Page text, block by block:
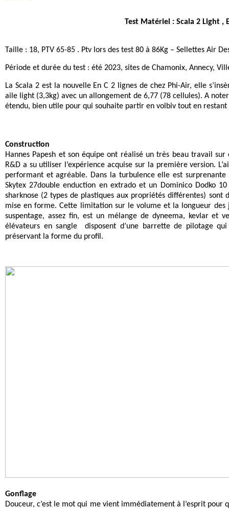
Test Matériel : Scala 2 Light ,
Taille : 18, PTV 65-85 . Ptv lors des test 80 à 86Kg – Sellettes Air
Période et durée du test : été 2023, sites de Chamonix, Annecy,
La Scala 2 est la nouvelle En C 2 lignes de chez Phi-Air, elle
aile light (3,3kg) avec un allongement de 6,77 (78 cellules). A
étendu, bien utile pour qui souhaite partir en volbiv tout en
Construction
Hannes Papesh et son équipe ont réalisé un très beau travail
R&D a su utiliser l’expérience acquise sur la première version.
performant et agréable. Dans la turbulence elle est
Skytex 27double enduction en extrado et un Dominico Dodko
sharknose (2 types de plastiques aux propriétés différentes)
mise en forme. Cette limitation sur le volume et la longueur
suspentage, assez fin, est un mélange de dyneema, kevlar et
élévateurs en sangle disposent d’une barrette de pilotage
préservant la forme du profil.
Gonflage
Douceur, c’est le mot qui me vient immédiatement à l’esprit pour